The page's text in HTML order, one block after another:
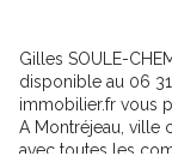
Gilles SOULE-
disponible au 06
immobilier.fr vous
A Montréjeau, ville
avec toutes les